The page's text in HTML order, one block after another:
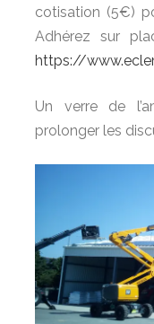
cotisation (5€)
Adhérez sur
https://
Un verre de
prolonger les